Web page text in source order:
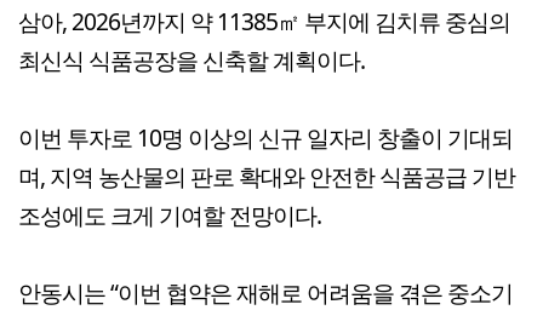
삼아, 2026년까지 약 11385㎡ 부지에 김치류 중심의
최신식 식품공장을 신축할 계획이다.
이번 투자로 10명 이상의 신규 일자리 창출이 기대되
며, 지역 농산물의 판로 확대와 안전한 식품공급 기반
조성에도 크게 기여할 전망이다.
안동시는 “이번 협약은 재해로 어려움을 겪은 중소기